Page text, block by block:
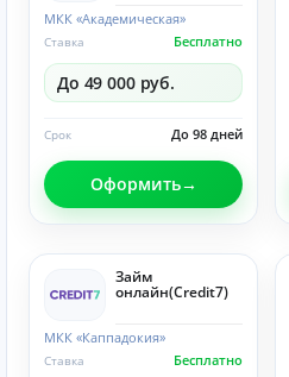
МКК «Академическая»
Бесплатно
Ставка
До 49 000 руб.
До 98 дней
Срок
Оформить
Займ
онлайн(Credit7)
МКК «Каппадокия»
Бесплатно
Ставка